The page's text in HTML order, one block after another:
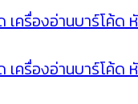
เครื่องอ่านบาร์โค้ด
เครื่องอ่านบาร์โค้ด